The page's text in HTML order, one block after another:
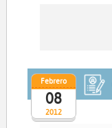
2012
Febrero
08